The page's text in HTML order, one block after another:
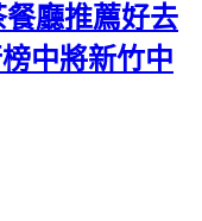
廳推薦好去
中將新竹中